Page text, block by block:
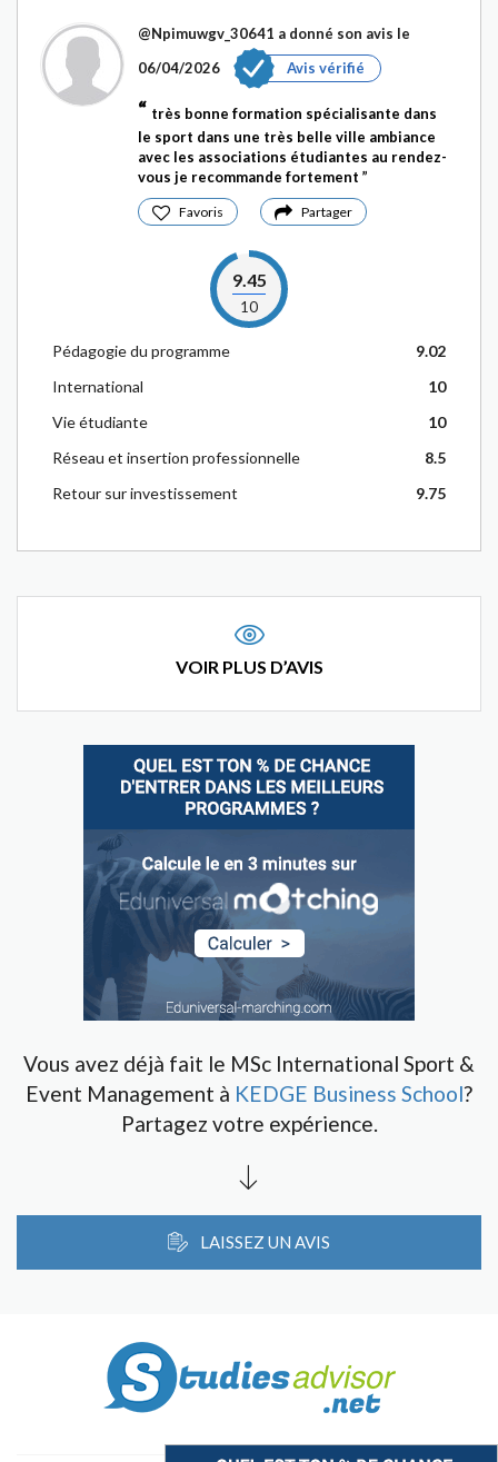
@Npimuwgv_30641 a donné son avis le
06/04/2026
Avis vérifié
très bonne formation spécialisante dans
le sport dans une très belle ville ambiance
avec les associations étudiantes au rendez-
vous je recommande fortement
Favoris Partager
9.45
10
Pédagogie du programme
9.02
International
10
Vie étudiante
10
Réseau et insertion professionnelle
8.5
Retour sur investissement
9.75
VOIR PLUS D’AVIS
Vous avez déjà fait le MSc International Sport &
Event Management à KEDGE Business School?
Partagez votre expérience.
LAISSEZ UN AVIS